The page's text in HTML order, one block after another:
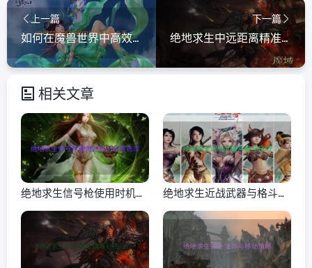
上一篇
如何在魔兽世界中高效赚取金币
下一篇
绝地求生中远距离精准射击技巧
相关文章
绝地求生信号枪使用时机与
位置选择
绝地求生近战武器与格斗技
巧